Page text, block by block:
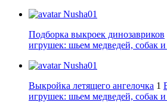
Nusha01
Подборка выкроек динозавриков
игрушек: шьем медведей, собак и
Nusha01
Выкройка летящего ангелочка 1
игрушек: шьем медведей, собак и